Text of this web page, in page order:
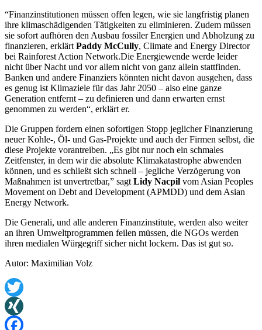
“Finanzinstitutionen müssen offen legen, wie sie langfristig planen
ihre klimaschädigenden Tätigkeiten zu eliminieren. Zudem müssen
sie sofort aufhören den Ausbau fossiler Energien und Abholzung zu
finanzieren, erklärt Paddy McCully, Climate and Energy Director
bei Rainforest Action Network.Die Energiewende werde leider
nicht über Nacht und vor allem nicht von ganz allein stattfinden.
Banken und andere Finanziers könnten nicht davon ausgehen, dass
es genug ist Klimaziele für das Jahr 2050 – also eine ganze
Generation entfernt – zu definieren und dann erwarten ernst
genommen zu werden“, erklärt er.
Die Gruppen fordern einen sofortigen Stopp jeglicher Finanzierung
neuer Kohle-, Öl- und Gas-Projekte und auch der Firmen selbst, die
diese Projekte vorantreiben. „Es gibt nur noch ein schmales
Zeitfenster, in dem wir die absolute Klimakatastrophe abwenden
können, und es schließt sich schnell – jegliche Verzögerung von
Maßnahmen ist unvertretbar,” sagt Lidy Nacpil vom Asian Peoples
Movement on Debt and Development (APMDD) und dem Asian
Energy Network.
Die Generali, und alle anderen Finanzinstitute, werden also weiter
an ihren Umweltprogrammen feilen müssen, die NGOs werden
ihren medialen Würgegriff sicher nicht lockern. Das ist gut so.
Autor: Maximilian Volz
Twitter
XING